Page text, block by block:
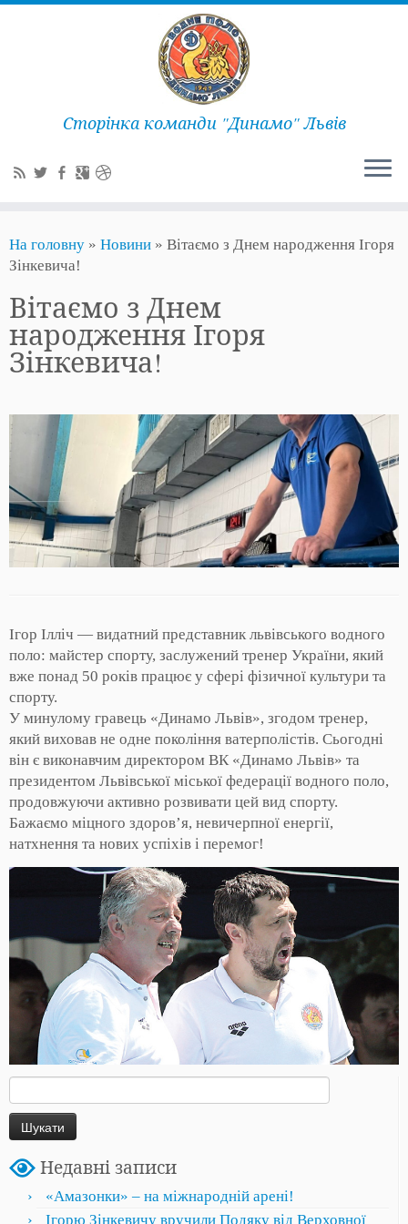
Сторінка команди "Динамо" Львів
На головну » Новини » Вітаємо з Днем народження Ігоря
Зінкевича!
Вітаємо з Днем
народження Ігоря
Зінкевича!
Ігор Ілліч — видатний представник львівського водного
поло: майстер спорту, заслужений тренер України, який
вже понад 50 років працює у сфері фізичної культури та
спорту.
У минулому гравець «Динамо Львів», згодом тренер,
який виховав не одне покоління ватерполістів. Сьогодні
він є виконавчим директором ВК «Динамо Львів» та
президентом Львівської міської федерації водного поло,
продовжуючи активно розвивати цей вид спорту.
Бажаємо міцного здоров’я, невичерпної енергії,
натхнення та нових успіхів і перемог!
Недавні записи
«Амазонки» – на міжнародній арені!
Ігорю Зінкевичу вручили Подяку від Верховної